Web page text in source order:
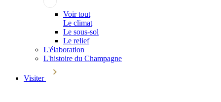
Voir tout
Le climat
Le sous-sol
Le relief
L'élaboration
L'histoire du Champagne
Visiter